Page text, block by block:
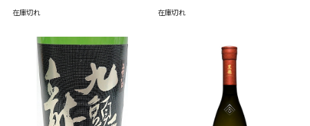
在庫切れ 在庫切れ